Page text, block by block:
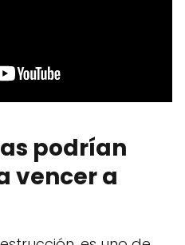
podrían
vencer a